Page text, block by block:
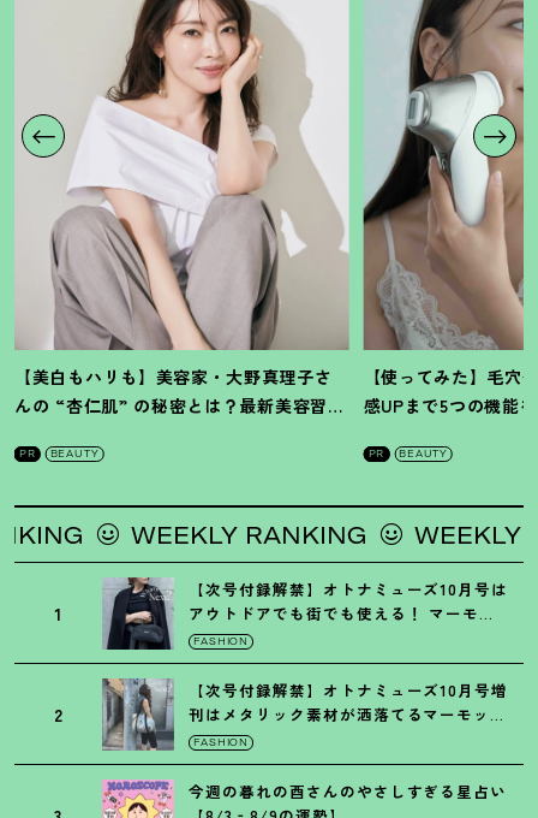
【美白もハリも】美容家・大野真理子さ
んの “杏仁肌” の秘密とは ？ 最新美容習慣
PR BEAUTY
【使ってみた】毛穴
感UPまで5つの機能
PR BEAUTY
RANKING WEEKLY RANKING
1
【次号付録解禁】オトナミューズ10月号は
アウトドアでも街でも使える ！ マーモッ
トの黒ショルダー
FASHION
2
【次号付録解禁】オトナミューズ10月号増
刊はメタリック素材が洒落てるマーモット
の保冷バッグ
FASHION
今週の暮れの酉さんのやさしすぎる星占い